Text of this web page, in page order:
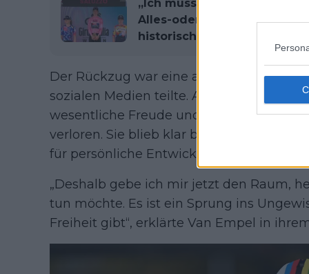
„Ich musste wagen, alles zu
Alles-oder-nichts-Wagnis
historischen Grand-Tour-
Der Rückzug war eine abgewogene
sozialen Medien teilte. Auf LinkedIn
wesentliche Freude und Motivation für
verloren. Sie blieb klar bei ihrer Wahl
für persönliche Entwicklung und
„Deshalb gebe ich mir jetzt den Raum,
tun möchte. Es ist ein Sprung ins
Freiheit gibt“, erklärte Van Empel in